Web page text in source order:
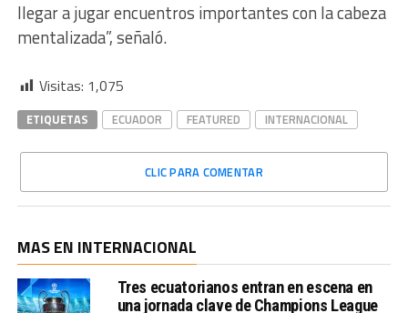
llegar a jugar encuentros importantes con la cabeza
mentalizada”, señaló.
Visitas: 1,075
ETIQUETAS ECUADOR FEATURED INTERNACIONAL
CLIC PARA COMENTAR
MAS EN INTERNACIONAL
Tres ecuatorianos entran en escena en
una jornada clave de Champions League